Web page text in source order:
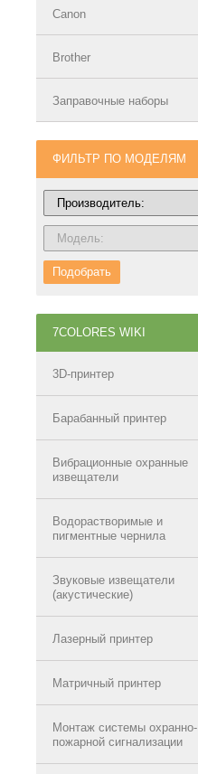
Canon
Brother
Заправочные наборы
ФИЛЬТР ПО МОДЕЛЯМ
Подобрать
7COLORES WIKI
3D-принтер
Барабанный принтер
Вибрационные охранные
извещатели
Водорастворимые и
пигментные чернила
Звуковые извещатели
(акустические)
Лазерный принтер
Матричный принтер
Монтаж системы охранно-
пожарной сигнализации